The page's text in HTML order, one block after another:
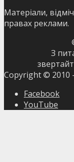
Матеріали,
правах реклами.
З
Copyright © 2010 -
Facebook
YouTube